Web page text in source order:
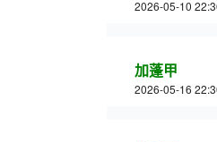
2026-05-10
加蓬甲
2026-05-16